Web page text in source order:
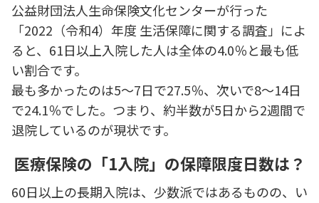
公益財団法人生命保険文化センターが行った
「2022（令和4）年度 生活保障に関する調査」によ
ると、61日以上入院した人は全体の4.0％と最も低
い割合です。
最も多かったのは5～7日で27.5％、次いで8～14日
で24.1％でした。つまり、約半数が5日から2週間で
退院しているのが現状です。
医療保険の「1入院」の保障限度日数は？
60日以上の長期入院は、少数派ではあるものの、い